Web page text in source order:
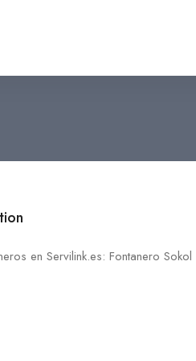
en Servilink.es: Fontanero Sokol